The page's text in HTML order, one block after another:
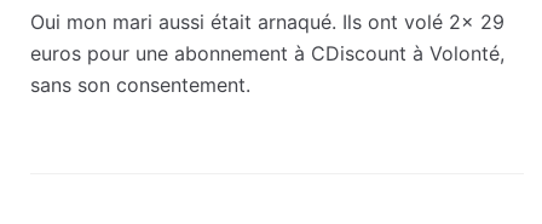
Oui mon mari aussi était arnaqué. Ils ont volé 2x 29
euros pour une abonnement à CDiscount à Volonté,
sans son consentement.